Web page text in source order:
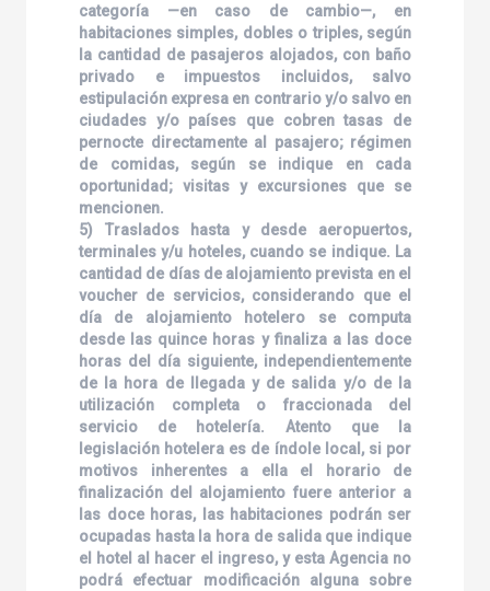
categoría —en caso de cambio—, en
habitaciones simples, dobles o triples, según
la cantidad de pasajeros alojados, con baño
privado e impuestos incluidos, salvo
estipulación expresa en contrario y/o salvo en
ciudades y/o países que cobren tasas de
pernocte directamente al pasajero; régimen
de comidas, según se indique en cada
oportunidad; visitas y excursiones que se
mencionen.
5) Traslados hasta y desde aeropuertos,
terminales y/u hoteles, cuando se indique. La
cantidad de días de alojamiento prevista en el
voucher de servicios, considerando que el
día de alojamiento hotelero se computa
desde las quince horas y finaliza a las doce
horas del día siguiente, independientemente
de la hora de llegada y de salida y/o de la
utilización completa o fraccionada del
servicio de hotelería. Atento que la
legislación hotelera es de índole local, si por
motivos inherentes a ella el horario de
finalización del alojamiento fuere anterior a
las doce horas, las habitaciones podrán ser
ocupadas hasta la hora de salida que indique
el hotel al hacer el ingreso, y esta Agencia no
podrá efectuar modificación alguna sobre